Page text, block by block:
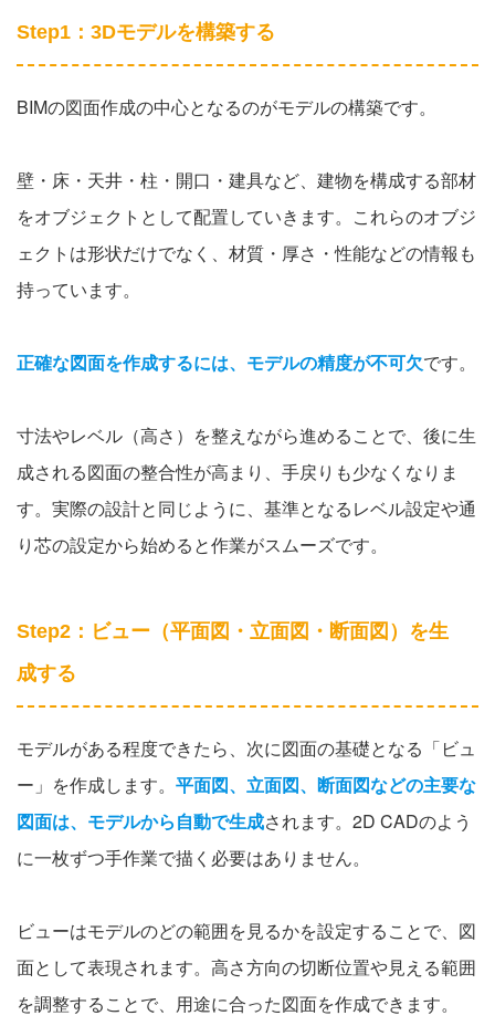
Step1：3Dモデルを構築する
BIMの図面作成の中心となるのがモデルの構築です。
壁・床・天井・柱・開口・建具など、建物を構成する部材
をオブジェクトとして配置していきます。これらのオブジ
ェクトは形状だけでなく、材質・厚さ・性能などの情報も
持っています。
正確な図面を作成するには、モデルの精度が不可欠です。
寸法やレベル（高さ）を整えながら進めることで、後に生
成される図面の整合性が高まり、手戻りも少なくなりま
す。実際の設計と同じように、基準となるレベル設定や通
り芯の設定から始めると作業がスムーズです。
Step2：ビュー（平面図・立面図・断面図）を生
成する
モデルがある程度できたら、次に図面の基礎となる「ビュ
ー」を作成します。 平面図、立面図、断面図などの主要な
図面は、モデルから自動で生成されます。2D CADのよう
に一枚ずつ手作業で描く必要はありません。
ビューはモデルのどの範囲を見るかを設定することで、図
面として表現されます。高さ方向の切断位置や見える範囲
を調整することで、用途に合った図面を作成できます。